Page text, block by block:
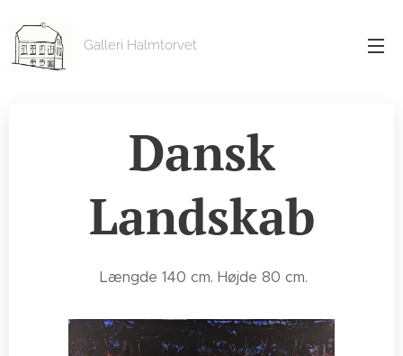
Galleri Halmtorvet
Dansk
Landskab
Længde 140 cm. Højde 80 cm.